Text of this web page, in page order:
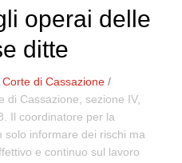
operai delle
ditte
Corte di Cassazione /
di Cassazione, sezione IV,
Il coordinatore per la
solo informare dei rischi ma
e continuo sul lavoro